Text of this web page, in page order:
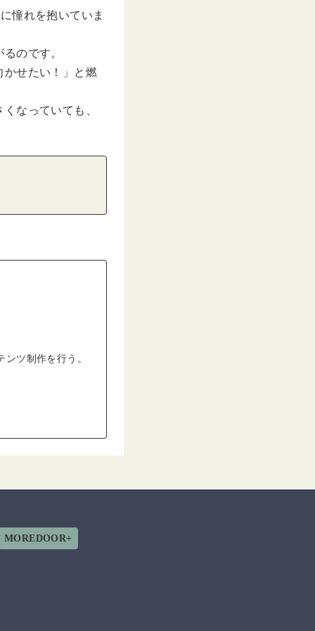
憧れを抱いていま
のです。
かせたい！」と燃
なっていても、
ツ制作を行う。
MOREDOOR+